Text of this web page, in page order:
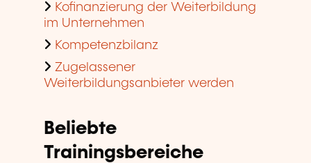
Kofinanzierung der Weiterbildung
im Unternehmen
Kompetenzbilanz
Zugelassener
Weiterbildungsanbieter werden
Beliebte
Trainingsbereiche